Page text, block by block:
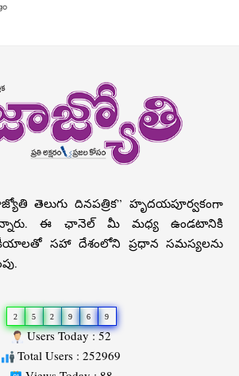
తెలుగు దినపత్రిక” హృదయపూర్వకంగా
ఈ ఛానెల్ మీ మధ్య ఉండటానికి
సహా దేశంలోని ప్రధాన సమస్యలను
2 5 2 9 6 9
Users Today : 52
Total Users : 252969